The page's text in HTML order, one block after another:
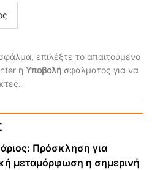
επιλέξτε το απαιτούμενο
ή Υποβολή σφάλματος για να
Πρόσκληση για
μεταμόρφωση η σημερινή